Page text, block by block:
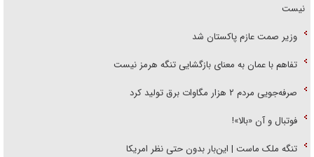
نیست
وزیر صمت عازم پاکستان شد
تفاهم با عمان به معنای بازگشایی تنگه هرمز نیست
صرفه‌جویی مردم ۲ هزار مگاوات برق تولید کرد
فوتبال و آن «بالا»!
تنگه ملک ماست | این‌بار بدون حتی نظر امریکا